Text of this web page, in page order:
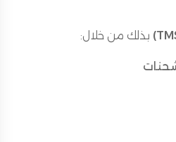
بذلك من خلال: